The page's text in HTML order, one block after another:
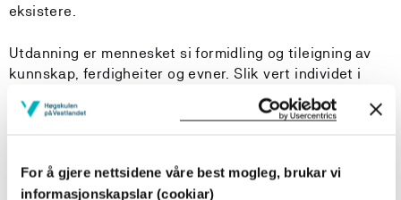
For å gjere nettsidene våre best mogleg, brukar vi
informasjonskapslar (cookiar)
eksistere.
Utdanning er mennesket si formidling og tileigning av
kunnskap, ferdigheiter og evner. Slik vert individet i
stand til å delta i arbeidsprosessar. Utdanning byggjer
både menneske og samfunn.
men har også i seg ønskje om nyskaping og utvikling.